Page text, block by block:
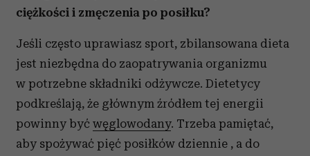
ciężkości i zmęczenia po posiłku?
Jeśli często uprawiasz sport, zbilansowana dieta
jest niezbędna do zaopatrywania organizmu
w potrzebne składniki odżywcze. Dietetycy
podkreślają, że głównym źródłem tej energii
powinny być węglowodany. Trzeba pamiętać,
aby spożywać pięć posiłków dziennie , a do